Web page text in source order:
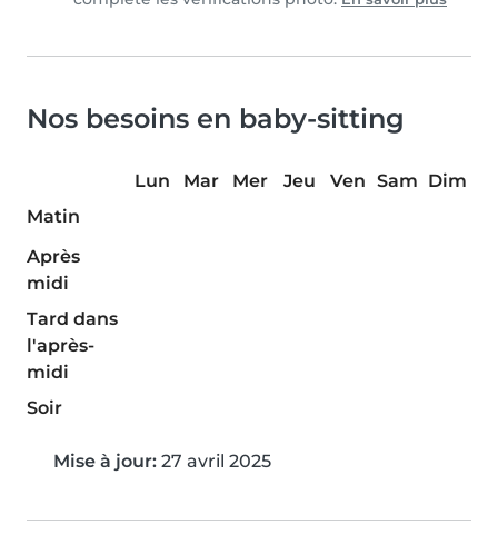
Nos besoins en baby-sitting
Lun Mar Mer Jeu Ven Sam Dim
Matin
Après
midi
Tard dans
l'après-
midi
Soir
Mise à jour: 27 avril 2025